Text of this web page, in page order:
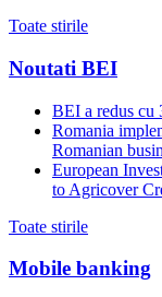
Toate stirile
Noutati BEI
BEI a redus cu
Romania
Romanian
European
to Agricover
Toate stirile
Mobile banking